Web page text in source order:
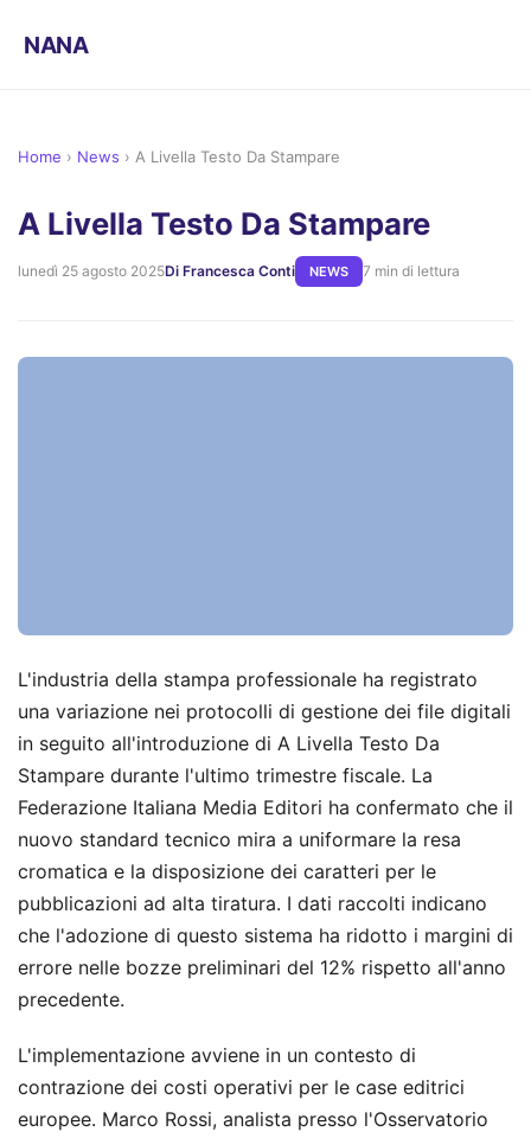
NANA
Home › News › A Livella Testo Da Stampare
A Livella Testo Da Stampare
lunedì 25 agosto 2025Di Francesca Conti NEWS 7 min di lettura
L'industria della stampa professionale ha registrato
una variazione nei protocolli di gestione dei file digitali
in seguito all'introduzione di A Livella Testo Da
Stampare durante l'ultimo trimestre fiscale. La
Federazione Italiana Media Editori ha confermato che il
nuovo standard tecnico mira a uniformare la resa
cromatica e la disposizione dei caratteri per le
pubblicazioni ad alta tiratura. I dati raccolti indicano
che l'adozione di questo sistema ha ridotto i margini di
errore nelle bozze preliminari del 12% rispetto all'anno
precedente.
L'implementazione avviene in un contesto di
contrazione dei costi operativi per le case editrici
europee. Marco Rossi, analista presso l'Osservatorio